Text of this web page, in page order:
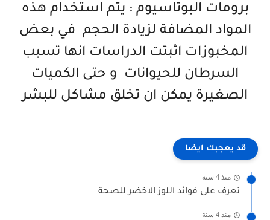
برومات البوتاسيوم : يتم استخدام هذه
المواد المضافة لزيادة الحجم في بعض
المخبوزات اثبتت الدراسات انها تسبب
السرطان للحيوانات و حتى الكميات
الصغيرة يمكن ان تخلق مشاكل للبشر
قد يعجبك ايضا
منذ 4 سنة
تعرف على فوائد اللوز الاخضر للصحة
منذ 4 سنة